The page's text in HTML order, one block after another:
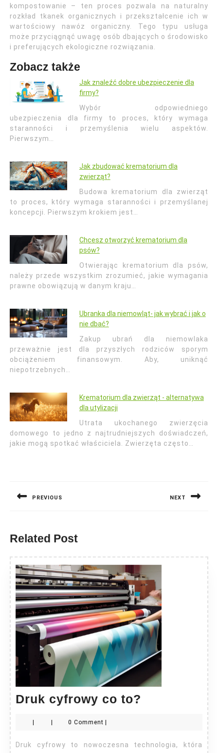
kompostowanie – ten proces pozwala na naturalny
rozkład tkanek organicznych i przekształcenie ich w
wartościowy nawóz organiczny. Tego typu usługa
może przyciągnąć uwagę osób dbających o środowisko
i preferujących ekologiczne rozwiązania.
Zobacz także
Jak znaleźć dobre ubezpieczenie dla
firmy?
Wybór odpowiedniego
ubezpieczenia dla firmy to proces, który wymaga
staranności i przemyślenia wielu aspektów.
Pierwszym…
Jak zbudować krematorium dla
zwierząt?
Budowa krematorium dla zwierząt
to proces, który wymaga staranności i przemyślanej
koncepcji. Pierwszym krokiem jest…
Chcesz otworzyć krematorium dla
psów?
Otwierając krematorium dla psów,
należy przede wszystkim zrozumieć, jakie wymagania
prawne obowiązują w danym kraju…
Ubranka dla niemowląt- jak wybrać i jak o
nie dbać?
Zakup ubrań dla niemowlaka
przeważnie jest dla przyszłych rodziców sporym
obciążeniem finansowym. Aby, uniknąć
niepotrzebnych…
Krematorium dla zwierząt - alternatywa
dla utylizacji
Utrata ukochanego zwierzęcia
domowego to jedno z najtrudniejszych doświadczeń,
jakie mogą spotkać właściciela. Zwierzęta często…
PREVIOUS NEXT
Related Post
Druk cyfrowy co to?
to?
0 Comment
Druk cyfrowy to nowoczesna technologia, która